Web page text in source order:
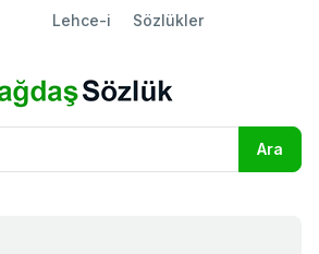
Lehce-i Sözlükler